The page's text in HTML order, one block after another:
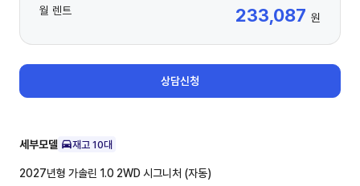
월 렌트 233,087 원
상담신청
세부모델 재고 10대
2027년형 가솔린 1.0 2WD시그니처 (자동)